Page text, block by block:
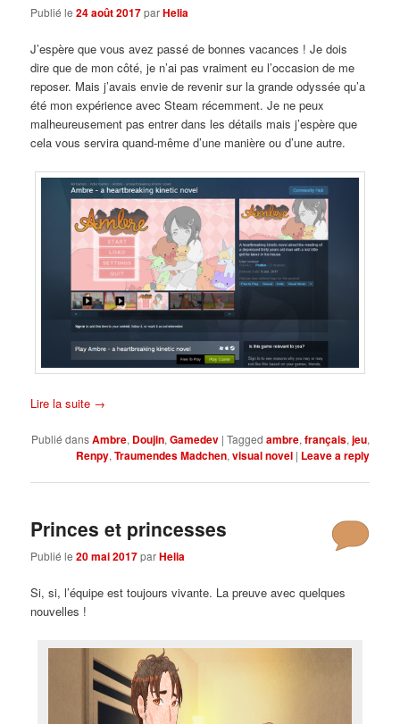
Publié le24 août 2017parHelia
J’espère que vous avez passé de bonnes vacances ! Je dois
dire que de mon côté, je n’ai pas vraiment eu l’occasion de me
reposer. Mais j’avais envie de revenir sur la grande odyssée qu’a
été mon expérience avec Steam récemment. Je ne peux
malheureusement pas entrer dans les détails mais j’espère que
cela vous servira quand-même d’une manière ou d’une autre.
Lire la suite →
Publié dansAmbre, Doujin, Gamedev | Tagged ambre, français, jeu,
Renpy, Traumendes Madchen, visual novel | Leave a reply
Princes et princesses
Publié le20 mai 2017parHelia
Si, si, l’équipe est toujours vivante. La preuve avec quelques
nouvelles !